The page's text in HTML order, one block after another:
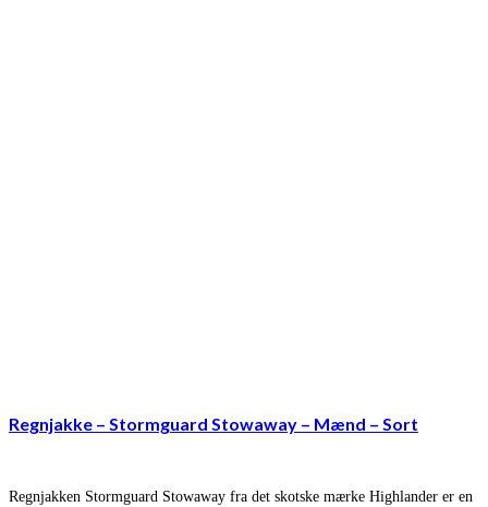
Regnjakke – Stormguard Stowaway – Mænd – Sort
Regnjakken Stormguard Stowaway fra det skotske mærke Highlander er en